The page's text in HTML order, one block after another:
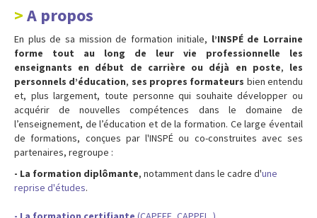
A propos
En plus de sa mission de formation initiale, l’INSPÉ de Lorraine
forme tout au long de leur vie professionnelle les
enseignants en début de carrière ou déjà en poste, les
personnels d’éducation, ses propres formateurs bien entendu
et, plus largement, toute personne qui souhaite développer ou
acquérir de nouvelles compétences dans le domaine de
l’enseignement, de l’éducation et de la formation. Ce large éventail
de formations, conçues par l'INSPÉ ou co-construites avec ses
partenaires, regroupe :
- La formation diplômante, notamment dans le cadre d'une
reprise d'études.